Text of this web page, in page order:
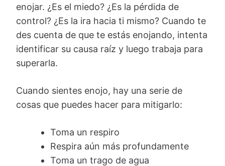
enojar. ¿Es el miedo? ¿Es la pérdida de
control? ¿Es la ira hacia ti mismo? Cuando te
des cuenta de que te estás enojando, intenta
identificar su causa raíz y luego trabaja para
superarla.
Cuando sientes enojo, hay una serie de
cosas que puedes hacer para mitigarlo:
Toma un respiro
Respira aún más profundamente
Toma un trago de agua